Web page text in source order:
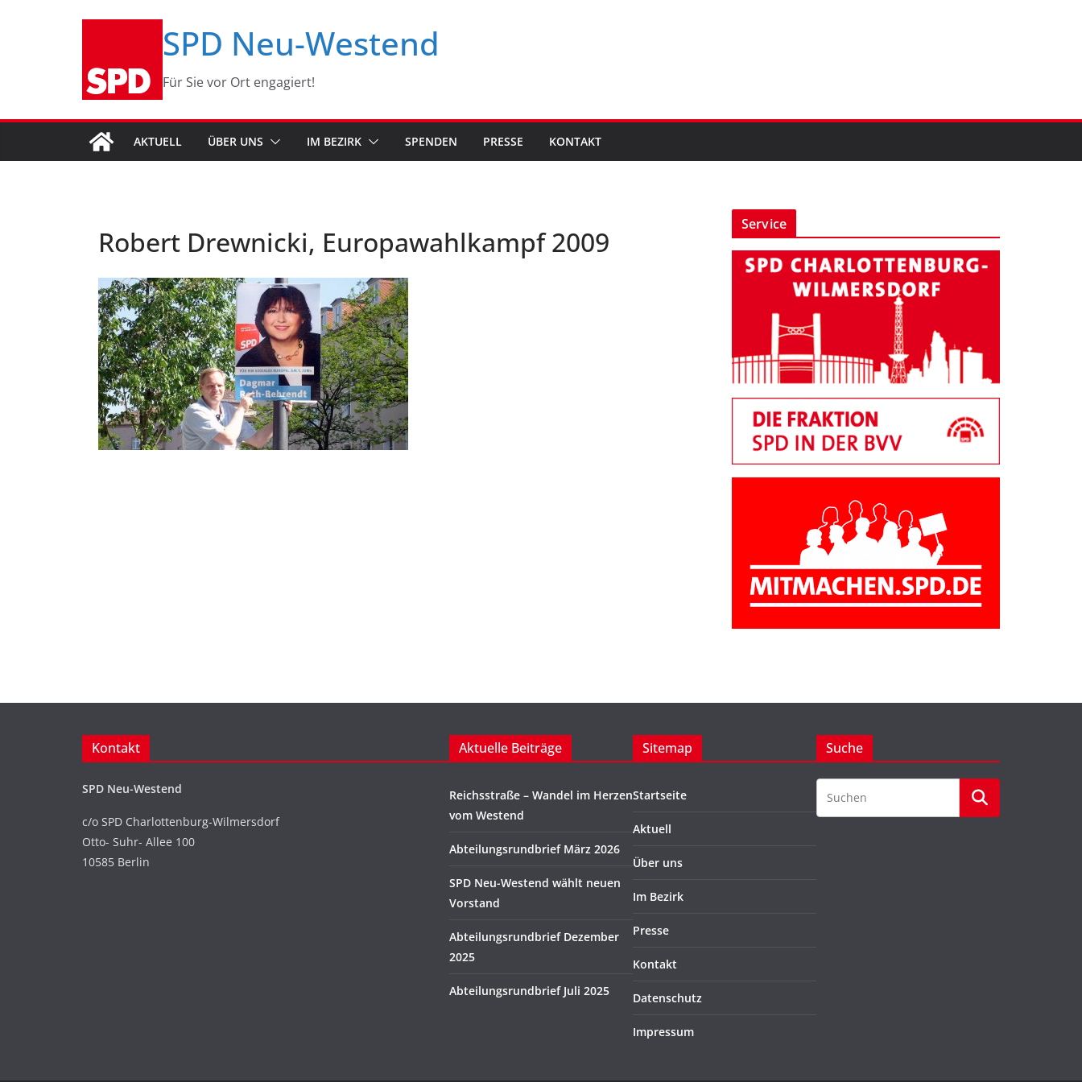
SPD Neu-Westend
Für Sie vor Ort engagiert!
AKTUELL ÜBER UNS IM BEZIRK SPENDEN PRESSE KONTAKT
Robert Drewnicki, Europawahlkampf 2009
Service
Kontakt
SPD Neu-Westend
c/o SPD Charlottenburg-Wilmersdorf
Otto- Suhr- Allee 100
10585 Berlin
Aktuelle Beiträge
Reichsstraße – Wandel im Herzen
vom Westend
Abteilungsrundbrief März 2026
SPD Neu-Westend wählt neuen
Vorstand
Abteilungsrundbrief Dezember
2025
Abteilungsrundbrief Juli 2025
Sitemap
Startseite
Aktuell
Über uns
Im Bezirk
Presse
Kontakt
Datenschutz
Impressum
Suche